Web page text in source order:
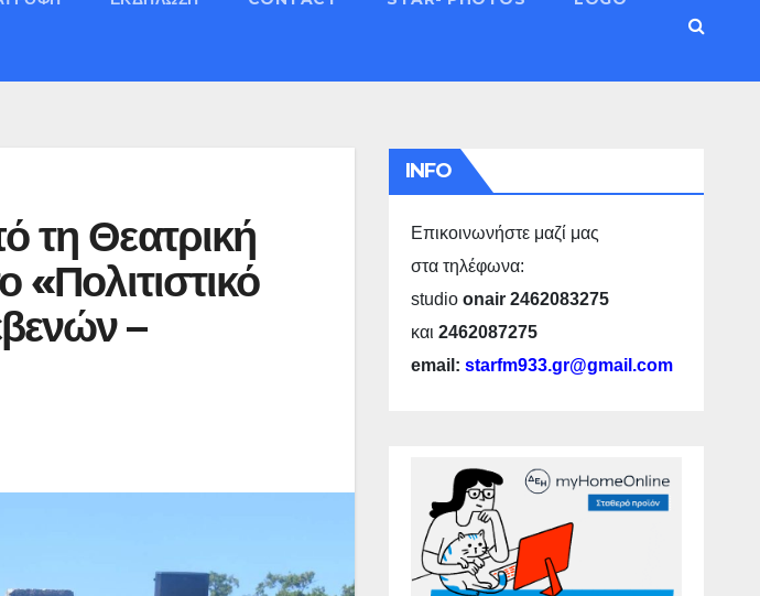
τη Θεατρική
–
INFO
Επικοινωνήστε μαζί μας
στα τηλέφωνα:
studio onair 2462083275
και 2462087275
email: starfm933.gr@gmail.com